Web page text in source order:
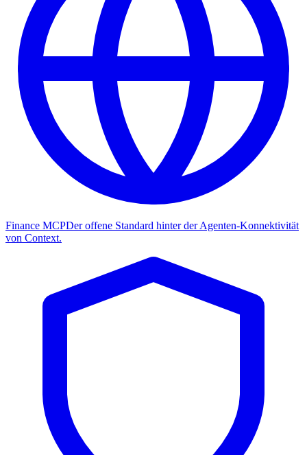
Finance MCPDer offene Standard hinter der Agenten-Konnektivität
von Context.